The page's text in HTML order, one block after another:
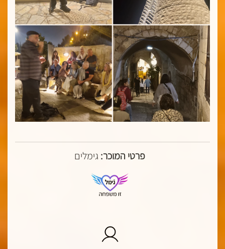
פרטי המוכר: גימלים